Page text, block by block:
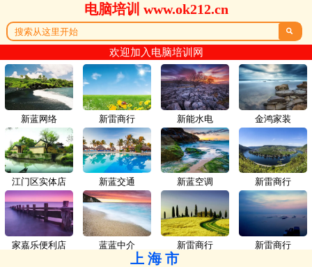
电脑培训 www.ok212.cn

欢迎加入电脑培训网
新蓝网络 新雷商行
江门区实体店 新蓝交通
家嘉乐便利店 蓝蓝中介
新能水电 金鸿家装
新蓝空调 新雷商行
新雷商行 新雷商行
上海市